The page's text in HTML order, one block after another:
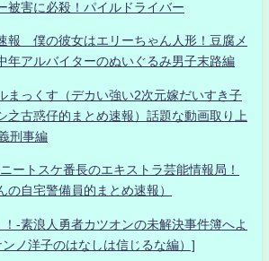
被害に必殺！パイルドライバー
報 僕の彼女はエリーちゃん人形！豆腐メ
年アルバイターのぬいぐるみ男子末路編
まっくす（デカい強い2次元嫁だいすき子
之古惑仔的まとめ速報）話題な動画取り上
刑事編
ートスケ番長のエキストラ芸能情報局！
の自宅警備員的まとめ速報）
-素浪人勇者カツオンの未解決事件簿へよ
ノ洋子のはなしは信じるな編）]